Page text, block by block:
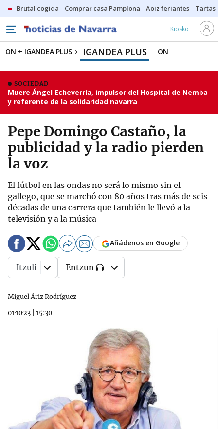
Brutal cogida Comprar casa Pamplona Aoiz feriantes Tartas
Kiosko
ON + IGANDEA PLUS IGANDEA PLUS ON
SOCIEDAD
Muere Ángel Echeverría, impulsor del Hospital de Nemba
y referente de la solidaridad navarra
Pepe Domingo Castaño, la
publicidad y la radio pierden
la voz
El fútbol en las ondas no será lo mismo sin el
gallego, que se marchó con 80 años tras más de seis
décadas de una carrera que también le llevó a la
televisión y a la música
Miguel Áriz Rodríguez
01·10·23
15:30
Añádenos en Google
Itzuli Entzun